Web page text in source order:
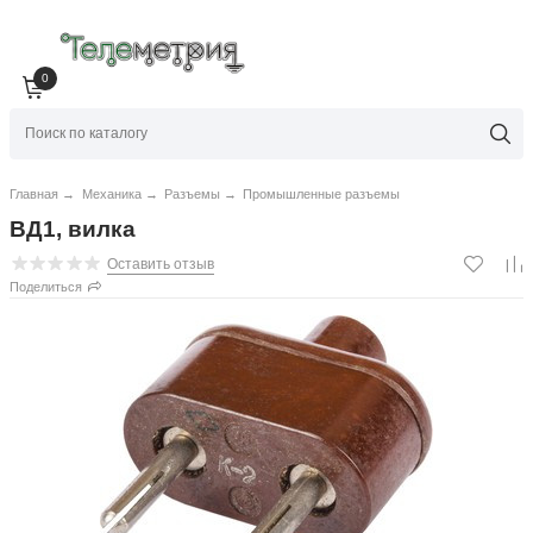
0
Главная → Механика → Разъемы → Промышленные разъемы
ВД1, вилка
Оставить отзыв
Поделиться